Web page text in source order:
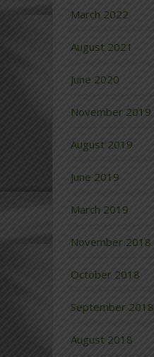
March 2022
August 2021
June 2020
November 2019
August 2019
June 2019
March 2019
November 2018
October 2018
September 2018
August 2018